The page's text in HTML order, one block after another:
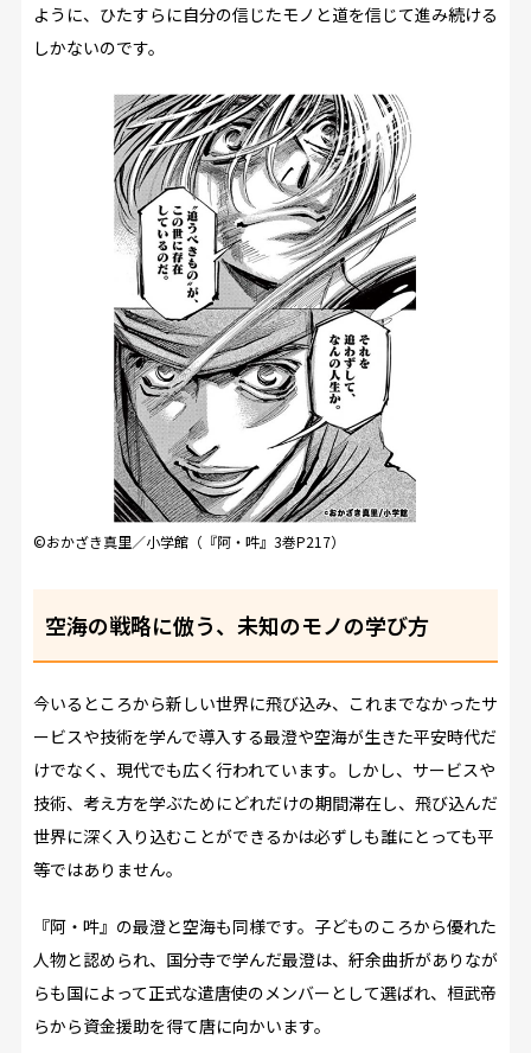
ように、ひたすらに自分の信じたモノと道を信じて進み続ける
しかないのです。
©おかざき真里／小学館（『阿・吽』3巻P217）
空海の戦略に倣う、未知のモノの学び方
今いるところから新しい世界に飛び込み、これまでなかったサ
ービスや技術を学んで導入する――最澄や空海が生きた平安時代だ
けでなく、現代でも広く行われています。しかし、サービスや
技術、考え方を学ぶためにどれだけの期間滞在し、飛び込んだ
世界に深く入り込むことができるかは必ずしも誰にとっても平
等ではありません。
『阿・吽』の最澄と空海も同様です。子どものころから優れた
人物と認められ、国分寺で学んだ最澄は、紆余曲折がありなが
らも国によって正式な遣唐使のメンバーとして選ばれ、桓武帝
らから資金援助を得て唐に向かいます。